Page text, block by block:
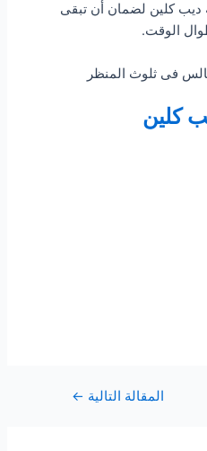
ديب كلين لضمان أن تبقى
الوقت.
كلين
المقالة التالية ←